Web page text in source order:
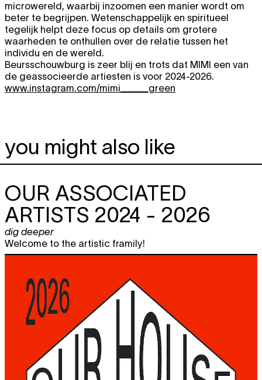
microwereld, waarbij inzoomen een manier wordt om
beter te begrijpen. Wetenschappelijk en spiritueel
tegelijk helpt deze focus op details om grotere
waarheden te onthullen over de relatie tussen het
individu en de wereld.
Beursschouwburg is zeer blij en trots dat MIMI een van
de geassocieerde artiesten is voor 2024-2026.
www.instagram.com/mimi____green
you might also like
OUR ASSOCIATED
ARTISTS 2024 - 2026
dig deeper
Welcome to the artistic framily!